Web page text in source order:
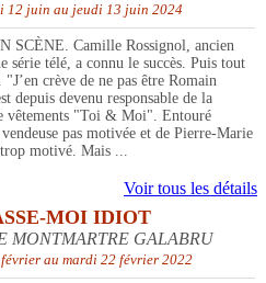
12 juin au jeudi 13 juin 2024
SCÈNE. Camille Rossignol, ancien
série télé, a connu le succès. Puis tout
"J’en crève de ne pas être Romain
depuis devenu responsable de la
vêtements "Toi & Moi". Entouré
pas motivée et de Pierre-Marie
motivé. Mais ...
Voir tous les détails
MOI IDIOT
MONTMARTRE GALABRU
au mardi 22 février 2022